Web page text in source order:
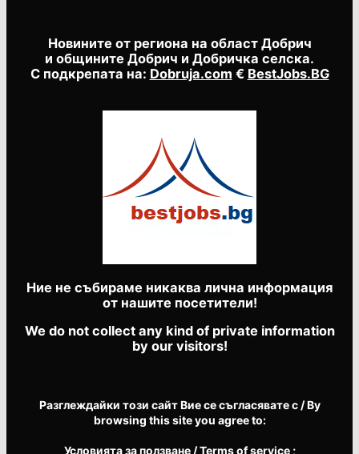
Новините от региона на област Добрич
и общините Добрич и Добричка селска.
С подкрепата на: Dobruja.com € BestJobs.BG
Ние не събираме никаква лична информация
от нашите посетители!
We do not collect any kind of private information
by our visitors!
Разглеждайки този сайт Вие се съгласявате с / By
browsing this site you agree to:
Условията за ползване/ Terms of service ;